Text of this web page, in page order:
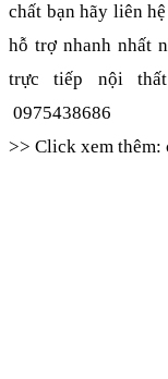
chất bạn hãy liên
hỗ trợ nhanh nhất
trực tiếp nội thất
0975438686
>> Click xem thêm: